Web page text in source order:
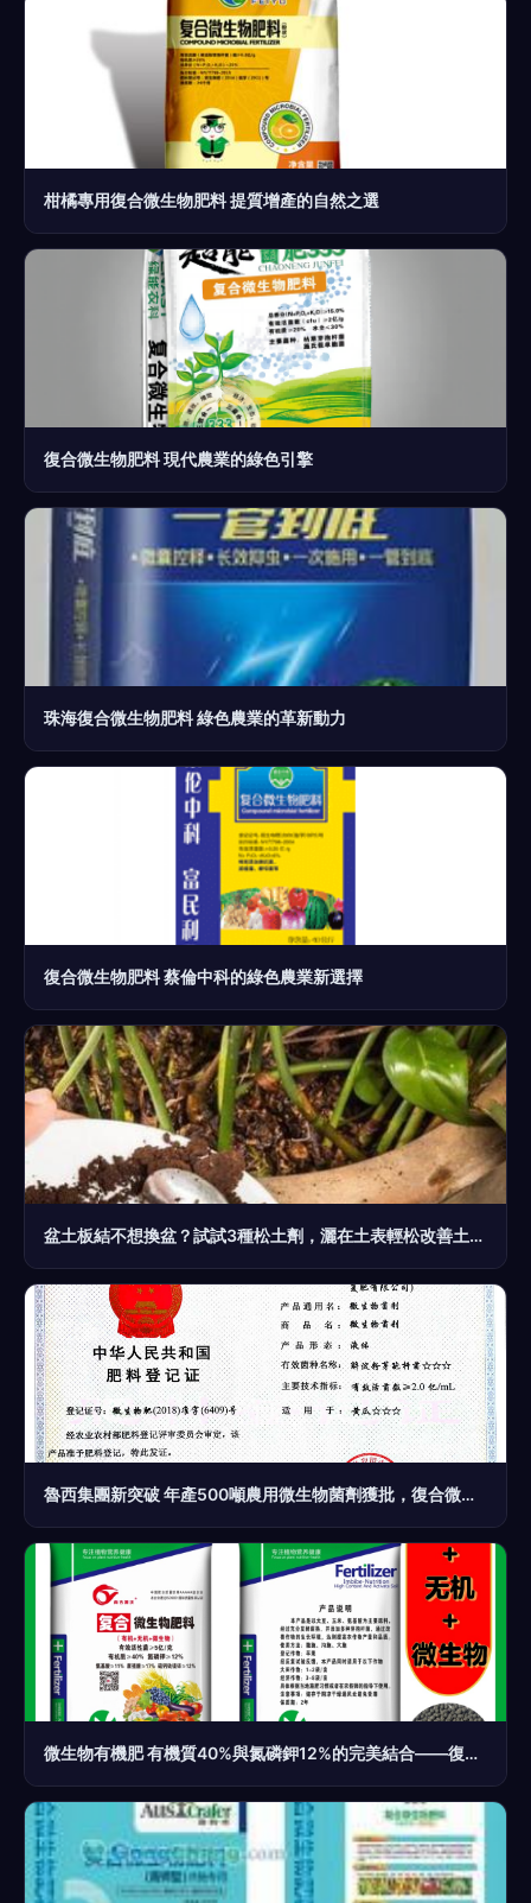
柑橘專用復合微生物肥料 提質增產的自然之選
復合微生物肥料 現代農業的綠色引擎
珠海復合微生物肥料 綠色農業的革新動力
復合微生物肥料 蔡倫中科的綠色農業新選擇
盆土板結不想換盆？試試3種松土劑，灑在土表輕松改善土質！
魯西集團新突破 年產500噸農用微生物菌劑獲批，復合微生物肥料助力綠色農業
微生物有機肥 有機質40%與氮磷鉀12%的完美結合——復合微生物肥料的全析